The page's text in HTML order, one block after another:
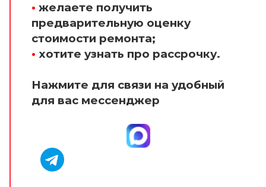
• желаете получить
предварительную оценку
стоимости ремонта;
• хотите узнать про рассрочку.
Нажмите для связи на удобный
для вас мессенджер